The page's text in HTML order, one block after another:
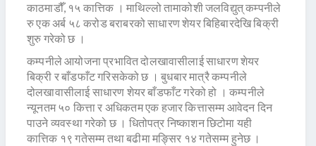
काठमाडौँ, १५ कात्तिक । माथिल्लो तामाकोशी जलविद्युत् कम्पनीले
रु एक अर्ब ५८ करोड बराबरको साधारण शेयर बिहिबारदेखि बिक्री
शुरु गरेको छ ।
कम्पनीले आयोजना प्रभावित दोलखावासीलाई साधारण शेयर
बिक्री र बाँडफाँट गरिसकेको छ । बुधबार मात्रै कम्पनीले
दोलखावासीलाई साधारण शेयर बाँडफाँट गरेको हो । कम्पनीले
न्यूनतम ५० कित्ता र अधिकतम एक हजार कित्तासम्म आवेदन दिन
पाउने व्यवस्था गरेको छ । धितोपत्र निष्काशन छिटोमा यही
कात्तिक १९ गतेसम्म तथा बढीमा मङ्सिर १४ गतेसम्म हुनेछ ।